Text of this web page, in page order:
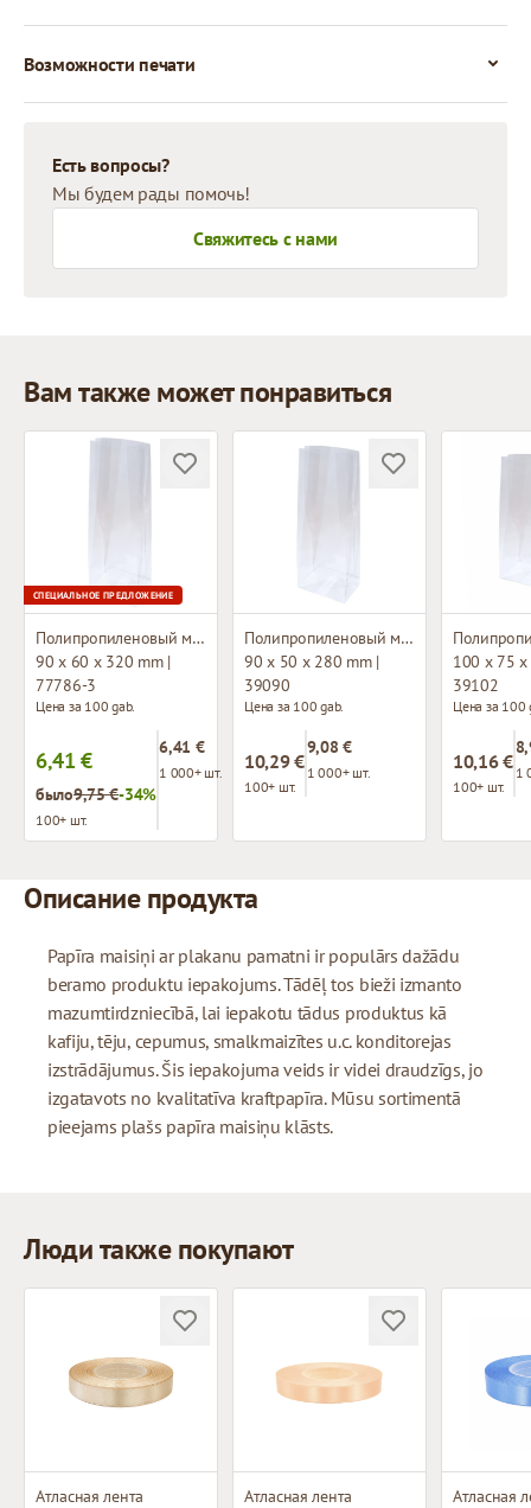
Возможности печати
Есть вопросы?
Мы будем рады помочь!
Свяжитесь с нами
Вам также может понравиться
СПЕЦИАЛЬНОЕ ПРЕДЛОЖЕНИЕ
Полипропиленовый мешок с плоским дном
90 x 60 x 320 mm |
77786-3
Цена за 100 gab.
6,41 €
было9,75 €-34%
100+ шт.
6,41 €
1 000+ шт.
Полипропиленовый мешок с плоским дном
90 x 50 x 280 mm |
39090
Цена за 100 gab.
10,29 €
100+ шт.
9,08 €
1 000+ шт.
100 x 75
39102
Цена за 100
10,16 €
100+ шт.
1
Описание продукта
Papīra maisiņi ar plakanu pamatni ir populārs dažādu
beramo produktu iepakojums. Tādēļ tos bieži izmanto
mazumtirdzniecībā, lai iepakotu tādus produktus kā
kafiju, tēju, cepumus, smalkmaizītes u.c. konditorejas
izstrādājumus. Šis iepakojuma veids ir videi draudzīgs, jo
izgatavots no kvalitatīva kraftpapīra. Mūsu sortimentā
pieejams plašs papīra maisiņu klāsts.
Люди также покупают
Атласная лента
Атласная лента
Атласная